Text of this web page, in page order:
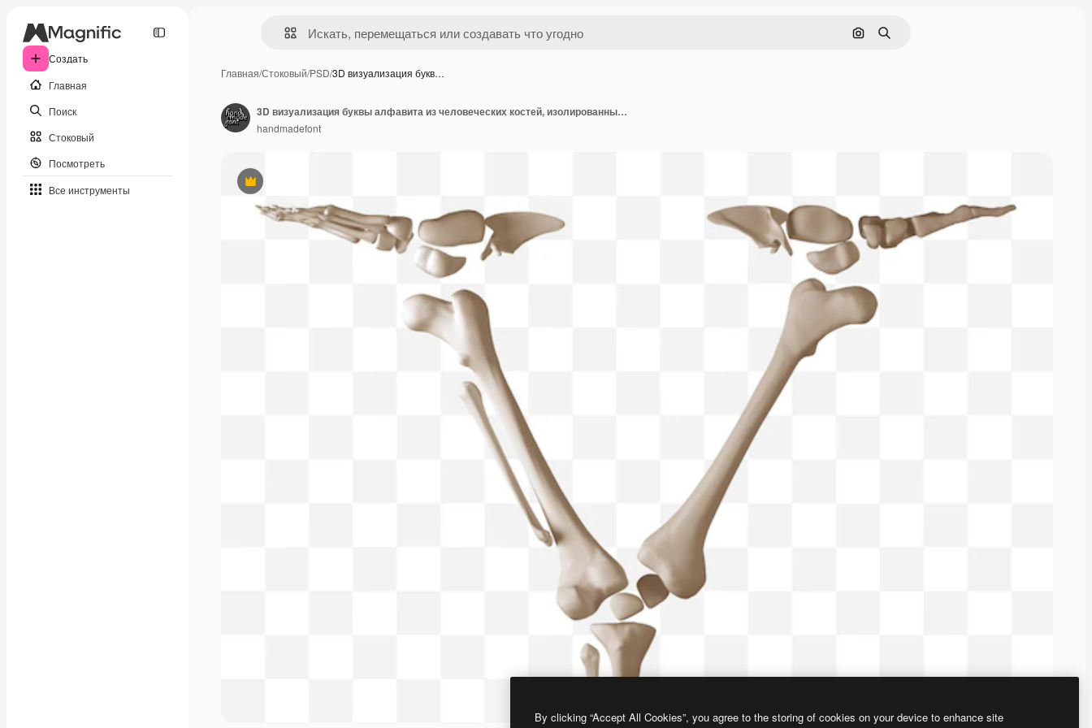
Создать
Главная
Поиск
Стоковый
Посмотреть
Все инструменты
Поиск по изображению
Поиск
Главная/Стоковый/PSD/3D визуализация букв…
Премиум
3D визуализация буквы алфавита из человеческих костей, изолированный PSD файл
handmadefont
By clicking “Accept All Cookies”, you agree to the storing of cookies on your device to enhance site